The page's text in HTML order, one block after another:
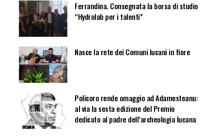
Ferrandina. Consegnata la borsa di studio
“Hydrolab per i talenti”
Nasce la rete dei Comuni lucani in fiore
Policoro rende omaggio ad Adamesteanu:
al via la sesta edizione del Premio
dedicato al padre dell’archeologia lucana